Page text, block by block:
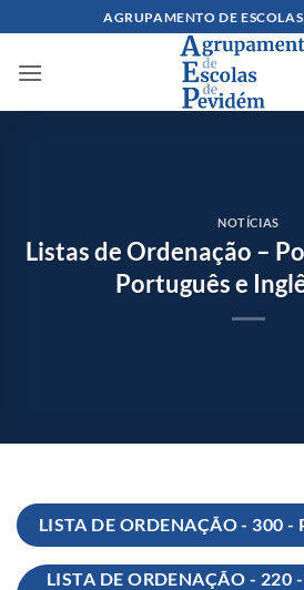
content
AGRUPAMENTO DE
NOTÍCIAS
Listas de Ordenação –
Português e
LISTA DE ORDENAÇÃO - 300 -
LISTA DE ORDENAÇÃO - 220